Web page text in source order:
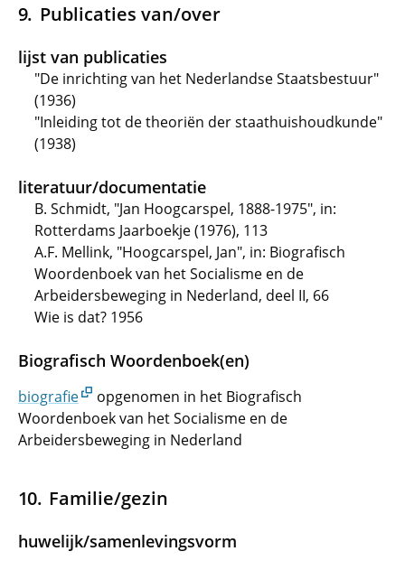
Publicaties van/over
lijst van publicaties
"De inrichting van het Nederlandse Staatsbestuur"
(1936)
"Inleiding tot de theoriën der staathuishoudkunde"
(1938)
literatuur/documentatie
B. Schmidt, "Jan Hoogcarspel, 1888-1975", in:
Rotterdams Jaarboekje (1976), 113
A.F. Mellink, "Hoogcarspel, Jan", in: Biografisch
Woordenboek van het Socialisme en de
Arbeidersbeweging in Nederland, deel II, 66
Wie is dat? 1956
Biografisch Woordenboek(en)
biografie
opgenomen in het Biografisch
Woordenboek van het Socialisme en de
Arbeidersbeweging in Nederland
Familie/gezin
huwelijk/samenlevingsvorm